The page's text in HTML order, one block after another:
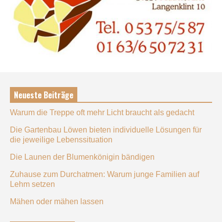
Neueste Beiträge
Warum die Treppe oft mehr Licht braucht als gedacht
Die Gartenbau Löwen bieten individuelle Lösungen für
die jeweilige Lebenssituation
Die Launen der Blumenkönigin bändigen
Zuhause zum Durchatmen: Warum junge Familien auf
Lehm setzen
Mähen oder mähen lassen